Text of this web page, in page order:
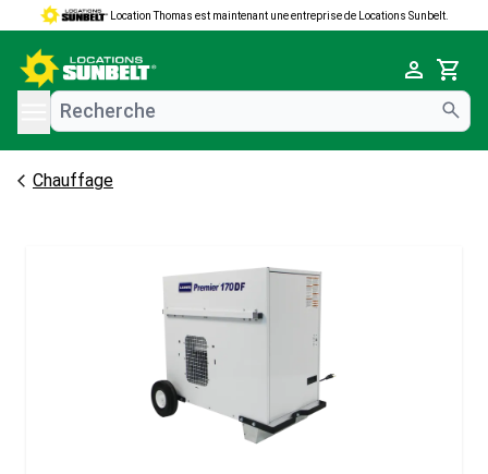
Location Thomas est maintenant une entreprise de Locations Sunbelt.
Cart
menu
Chauffage